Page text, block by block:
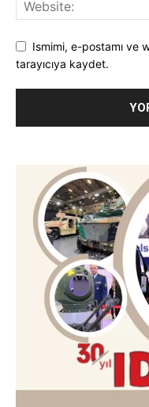
Ismimi, e-postamı ve
tarayıcıya kaydet.